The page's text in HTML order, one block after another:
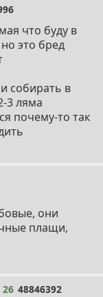
что буду в
это бред
собирать в
3 ляма
почему-то так
они
плащи,
26 48846392